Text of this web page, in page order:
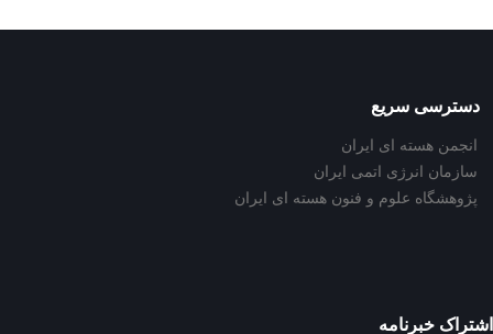
دسترسی سریع
انجمن هسته ای ایران
سازمان انرژی اتمی ایران
پژوهشگاه علوم و فنون هسته ای ایران
اشتراک خبرنامه